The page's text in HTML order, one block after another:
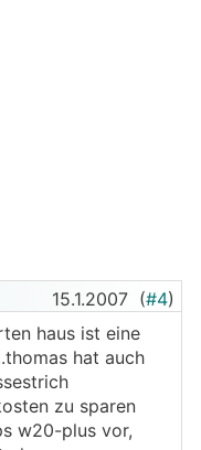
15.1.2007 (#4)
haus ist eine
hat auch
zu sparen
w20-plus vor,